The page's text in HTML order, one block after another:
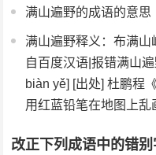
满山遍野的成语的意思
满山遍野释义：布满
自百度汉语|报错满山
biàn yě] [出处] 杜鹏程
用红蓝铅笔在地图上乱
改正下列成语中的错